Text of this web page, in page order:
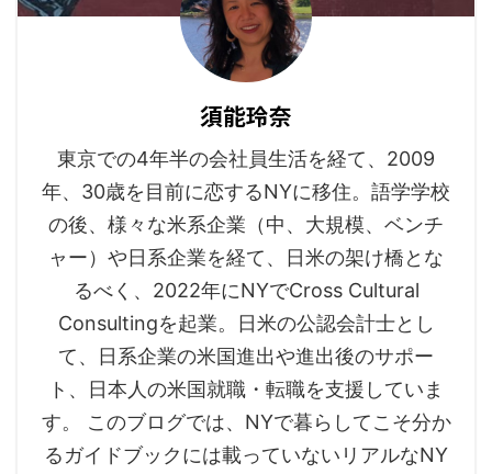
須能玲奈
東京での4年半の会社員生活を経て、2009
年、30歳を目前に恋するNYに移住。語学学校
の後、様々な米系企業（中、大規模、ベンチ
ャー）や日系企業を経て、日米の架け橋とな
るべく、2022年にNYでCross Cultural
Consultingを起業。日米の公認会計士とし
て、日系企業の米国進出や進出後のサポー
ト、日本人の米国就職・転職を支援していま
す。 このブログでは、NYで暮らしてこそ分か
るガイドブックには載っていないリアルなNY